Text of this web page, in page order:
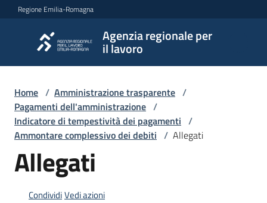
Vai al contenuto
Vai alla navigazione
Vai al footer
Regione Emilia-Romagna
Agenzia regionale per
il lavoro
Agenzia
regionale
per il
lavoro
L'Agenzia
Home / Amministrazione trasparente /
Pagamenti dell'amministrazione /
Indicatore di tempestività dei pagamenti /
Ammontare complessivo dei debiti / Allegati
Allegati
CondividiVedi azioni